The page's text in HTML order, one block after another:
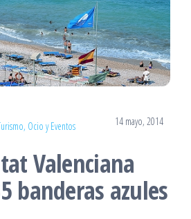
Ocio y Eventos 14 mayo, 2014
Valenciana
banderas azules